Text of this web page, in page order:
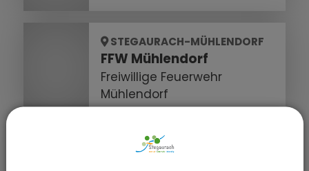
STEGAURACH-MÜHLENDORF
FFW Mühlendorf
Freiwillige Feuerwehr
Mühlendorf
STEGAURACH